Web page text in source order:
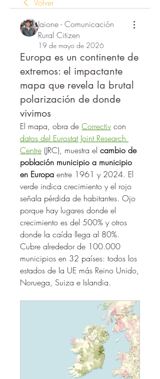
Volver
Jaione - Comunicación
Rural Citizen
19 de mayo de 2026
Europa es un continente de
extremos: el impactante
mapa que revela la brutal
polarización de donde
vivimos
El mapa, obra de Correctiv
datos del Eurostat Joint Research
Centre (JRC), muestra el cambio de
población municipio a municipio
en Europa entre 1961 y 2024. El
verde indica crecimiento y el rojo
señala pérdida de habitantes. Ojo
porque hay lugares donde el
crecimiento es del 500% y otros
donde la caída llega al 80%.
Cubre alrededor de 100.000
municipios en 32 países: todos los
estados de la UE más Reino Unido,
Noruega, Suiza e Islandia.